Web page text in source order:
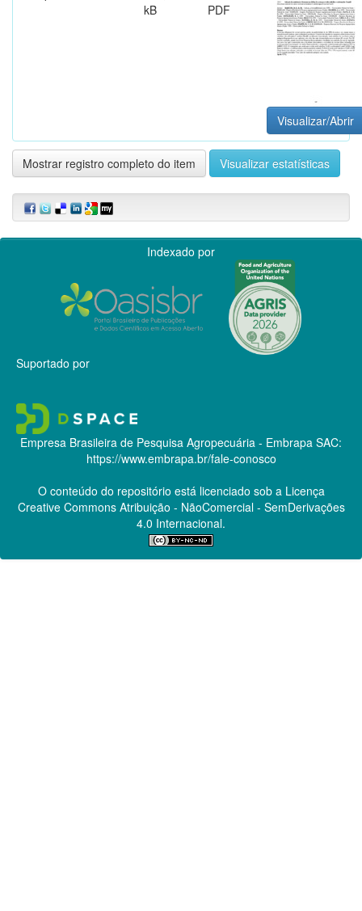
kB
PDF
Visualizar/Abrir
Mostrar registro completo do item Visualizar estatísticas
Indexado por
Suportado por
Empresa Brasileira de Pesquisa Agropecuária - Embrapa SAC:
https://www.embrapa.br/fale-conosco
O conteúdo do repositório está licenciado sob a Licença
Creative CommonsAtribuição - NãoComercial - SemDerivações
4.0 Internacional.